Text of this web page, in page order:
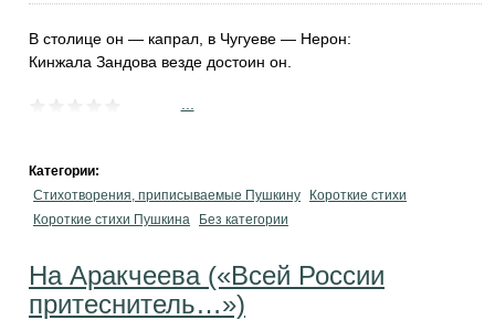
В столице он — капрал, в Чугуеве — Нерон:
Кинжала Зандова везде достоин он.
Категории:
Стихотворения, приписываемые Пушкину
Короткие стихи
Короткие стихи Пушкина
Без категории
На Аракчеева («Всей России
притеснитель…»)